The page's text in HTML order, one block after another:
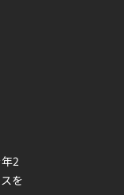
2
を